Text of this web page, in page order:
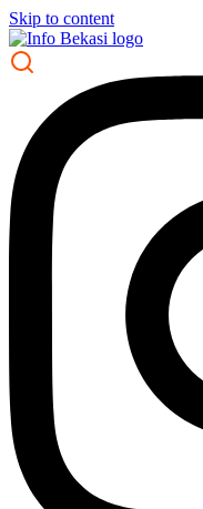
Skip to content